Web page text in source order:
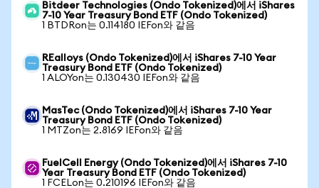
Bitdeer Technologies (Ondo Tokenized)에서 iShares
7-10 Year Treasury Bond ETF (Ondo Tokenized)
1 BTDRon는 0.114180 IEFon와 같음
REalloys (Ondo Tokenized)에서 iShares 7-10 Year
Treasury Bond ETF (Ondo Tokenized)
1 ALOYon는 0.130430 IEFon와 같음
MasTec (Ondo Tokenized)에서 iShares 7-10 Year
Treasury Bond ETF (Ondo Tokenized)
1 MTZon는 2.8169 IEFon와 같음
FuelCell Energy (Ondo Tokenized)에서 iShares 7-10
Year Treasury Bond ETF (Ondo Tokenized)
1 FCELon는 0.210196 IEFon와 같음